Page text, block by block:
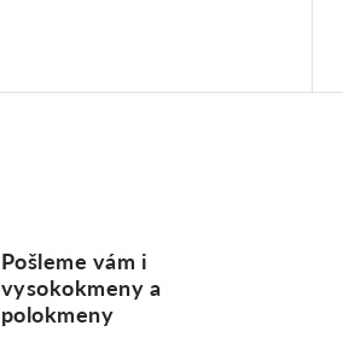
Pošleme vám i
vysokokmeny a
polokmeny